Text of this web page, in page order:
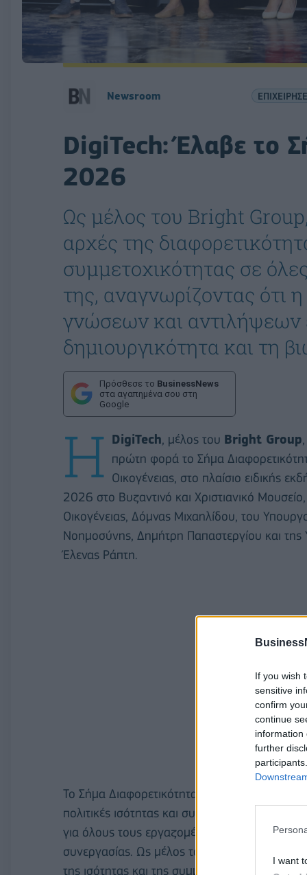
If you wish
sensitive
confirm
continue
information
further
I want
Newsroom
DigiTech: Έλαβε το
2026
Ως μέλος του Bright
αρχές της
συμμετοχικότητας σε
της, αναγνωρίζοντας ότι
γνώσεων και αντιλήψεων
δημιουργικότητα και τη
Πρόσθεσε το BusinessNews
στα αγαπημένα σου στη
Google
Η DigiTech , μέλος του Bright Group
πρώτη φορά το Σήμα
Οικογένειας, στο πλαίσιο ειδικής
2026 στο Βυζαντινό και Χριστιανικό
Οικογένειας, Δόμνας Μιχαηλίδου, του
Νοημοσύνης, Δημήτρη Παπαστεργίου και της
Έλενας Ράπτη.
Το Σήμα Διαφορετικότητας αποτελεί θεσμική
πολιτικές ισότητας και συμπερίληψης στο
για όλους τους εργαζομένους και
συνεργασίας. Ως μέλος του Bright Group, η
της ισότητας και της συμμετοχικότητας σε